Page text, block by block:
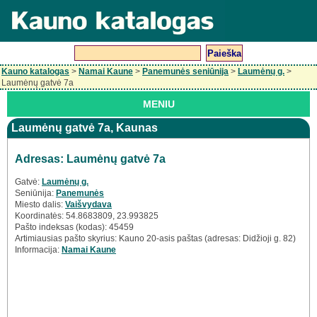
Kauno katalogas > Namai Kaune > Panemunės seniūnija > Laumėnų g. >
Laumėnų gatvė 7a
MENIU
Laumėnų gatvė 7a, Kaunas
Adresas: Laumėnų gatvė 7a
Gatvė: Laumėnų g.
Seniūnija: Panemunės
Miesto dalis: Vaišvydava
Koordinatės: 54.8683809, 23.993825
Pašto indeksas (kodas): 45459
Artimiausias pašto skyrius: Kauno 20-asis paštas (adresas: Didžioji g. 82)
Informacija: Namai Kaune